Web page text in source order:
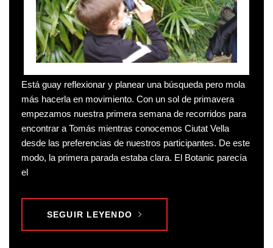
Está guay reflexionar y planear una búsqueda pero mola
más hacerla en movimiento. Con un sol de primavera
empezamos nuestra primera semana de recorridos para
encontrar a Tomás mientras conocemos Ciutat Vella
desde las preferencias de nuestros participantes. De este
modo, la primera parada estaba clara. El Botanic parecía
el
SEGUIR LEYENDO